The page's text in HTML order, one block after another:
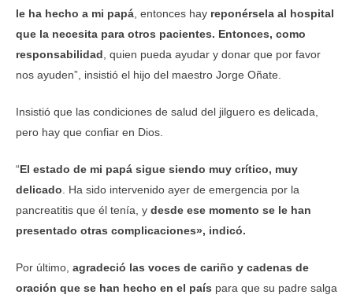
le ha hecho a mi papá , entonces hay reponérsela al hospital
que la necesita para otros pacientes. Entonces, como
responsabilidad , quien pueda ayudar y donar que por favor
nos ayuden”, insistió el hijo del maestro Jorge Oñate.
Insistió que las condiciones de salud del jilguero es delicada,
pero hay que confiar en Dios.
“El estado de mi papá sigue siendo muy crítico, muy
delicado . Ha sido intervenido ayer de emergencia por la
pancreatitis que él tenía, y desde ese momento se le han
presentado otras complicaciones», indicó.
Por último, agradeció las voces de cariño y cadenas de
oración que se han hecho en el país para que su padre salga